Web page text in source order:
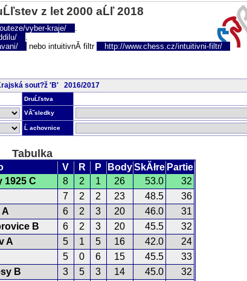
z let 2000 aĹľ 2018
vyber-kraje/
.
.
nebo intuitivnĂ­ filtr http://www.chess.cz/intuitivni-filtr/
sout?ž 'B' 2016/2017
DruĹľstva
VĂ˝sledky
Ĺ achovnice
Tabulka
V R P Body SkĂłre Partie
1925 C 8 2 1 26 53.0
32
7 2 2 23 48.5
36
A 6 2 3 20 46.0
31
B 6 2 3 20 45.5
32
A 5 1 5 16 42.0
24
5 0 6 15 45.5
33
B 3 5 3 14 45.0
32